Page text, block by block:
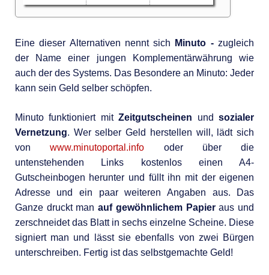
Eine dieser Alternativen nennt sich Minuto -zugleich
der Name einer jungen Komplementärwährung wie
auch der des Systems. Das Besondere an Minuto: Jeder
kann sein Geld selber schöpfen.
Minuto funktioniert mitZeitgutscheinen undsozialer
Vernetzung. Wer selber Geld herstellen will, lädt sich
vonwww.minutoportal.info oder über die
untenstehenden Links kostenlos einen A4-
Gutscheinbogen herunter und füllt ihn mit der eigenen
Adresse und ein paar weiteren Angaben aus. Das
Ganze druckt manauf gewöhnlichem Papieraus und
zerschneidet das Blatt in sechs einzelne Scheine. Diese
signiert man und lässt sie ebenfalls von zwei Bürgen
unterschreiben. Fertig ist das selbstgemachte Geld!